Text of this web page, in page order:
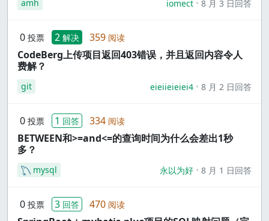
amh iomect 8 月 3 日回答
0 投票 2 解决 359 阅读
CodeBerg上传项目返回403错误，并且返回内容令人
费解？
git eieiieieiei4 8 月 2 日回答
0 投票 1 回答 334 阅读
BETWEEN和>=and<=的查询时间为什么会差出1秒
多？
mysql 永以为好 8 月 1 日回答
0 投票 3 回答 470 阅读